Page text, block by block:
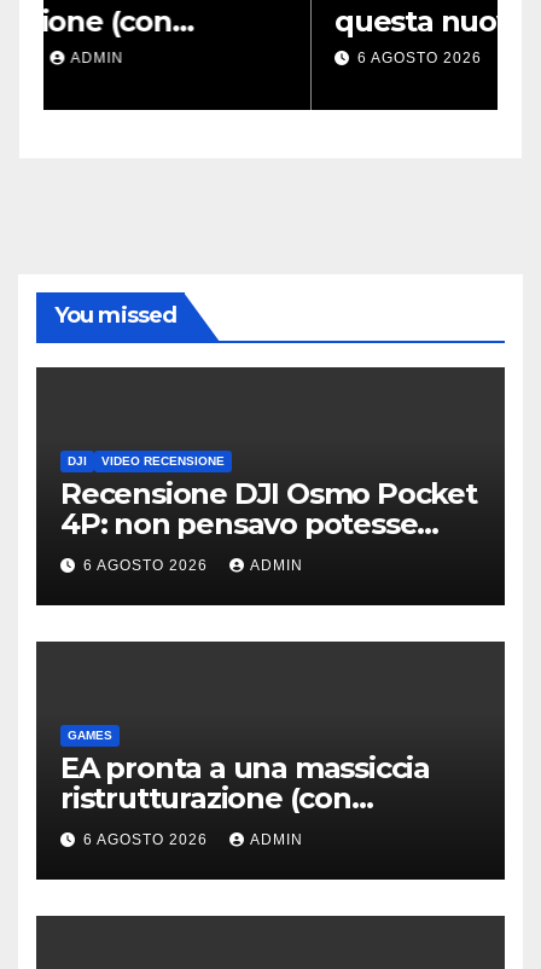
questa nuova costruzione li
rende molto più convenienti
6 AGOSTO 2026
You missed
DJI VIDEO RECENSIONE
Recensione DJI Osmo Pocket
4P: non pensavo potesse
piacermi così tanto
6 AGOSTO 2026 ADMIN
GAMES
EA pronta a una massiccia
ristrutturazione (con
licenziamenti) dopo l’addio
alla Borsa?
6 AGOSTO 2026 ADMIN